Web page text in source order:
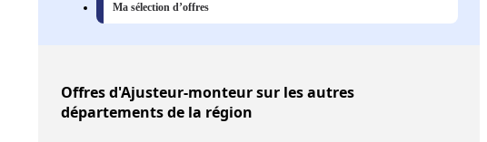
Ma sélection d’offres
Offresd'Ajusteur-monteur sur les autres
départements de la région